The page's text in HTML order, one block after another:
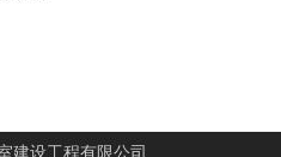
建设工程有限公司